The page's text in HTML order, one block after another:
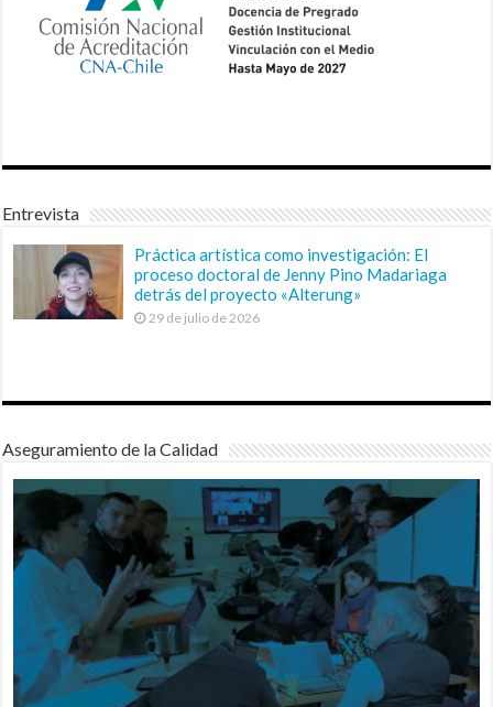
Entrevista
Práctica artística como investigación: El
proceso doctoral de Jenny Pino Madariaga
detrás del proyecto «Alterung»
29 de julio de 2026
Aseguramiento de la Calidad